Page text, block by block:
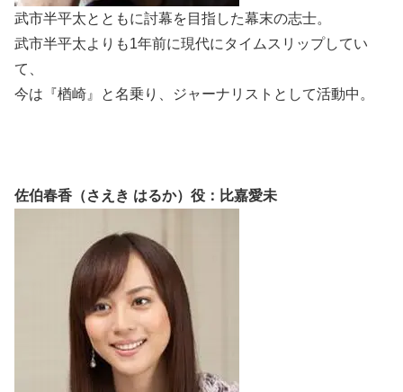
武市半平太とともに討幕を目指した幕末の志士。
武市半平太よりも1年前に現代にタイムスリップしてい
て、
今は『楢崎』と名乗り、ジャーナリストとして活動中。
佐伯春香（さえき はるか）役：比嘉愛未